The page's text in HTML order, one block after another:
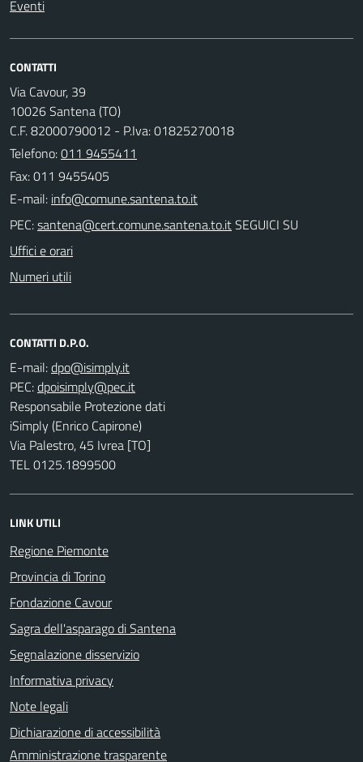
Eventi
CONTATTI
Via Cavour, 39
10026 Santena (TO)
C.F. 82000790012 - P.Iva: 01825270018
Telefono:011 9455411
Fax: 011 9455405
E-mail:
PEC:
SEGUICI SU
Uffici e orari
Numeri utili
CONTATTI D.P.O.
E-mail:
PEC:
Responsabile Protezione dati
iSimply (Enrico Capirone)
Via Palestro, 45 Ivrea [TO]
TEL 0125.1899500
LINK UTILI
Regione Piemonte
Provincia di Torino
Fondazione Cavour
Sagra dell'asparago di Santena
Segnalazione disservizio
Informativa privacy
Note legali
Dichiarazione di accessibilità
Amministrazione trasparente